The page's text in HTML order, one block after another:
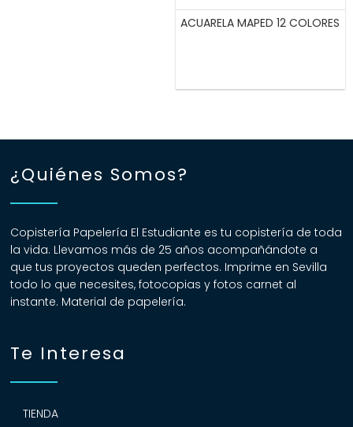
ACUARELA MAPED 12 COLORES
¿Quiénes Somos?
Copistería Papelería El Estudiante es tu copistería de toda
la vida. Llevamos más de 25 años acompañándote a
que tus proyectos queden perfectos. Imprime en Sevilla
todo lo que necesites, fotocopias y fotos carnet al
instante. Material de papelería.
Te Interesa
TIENDA